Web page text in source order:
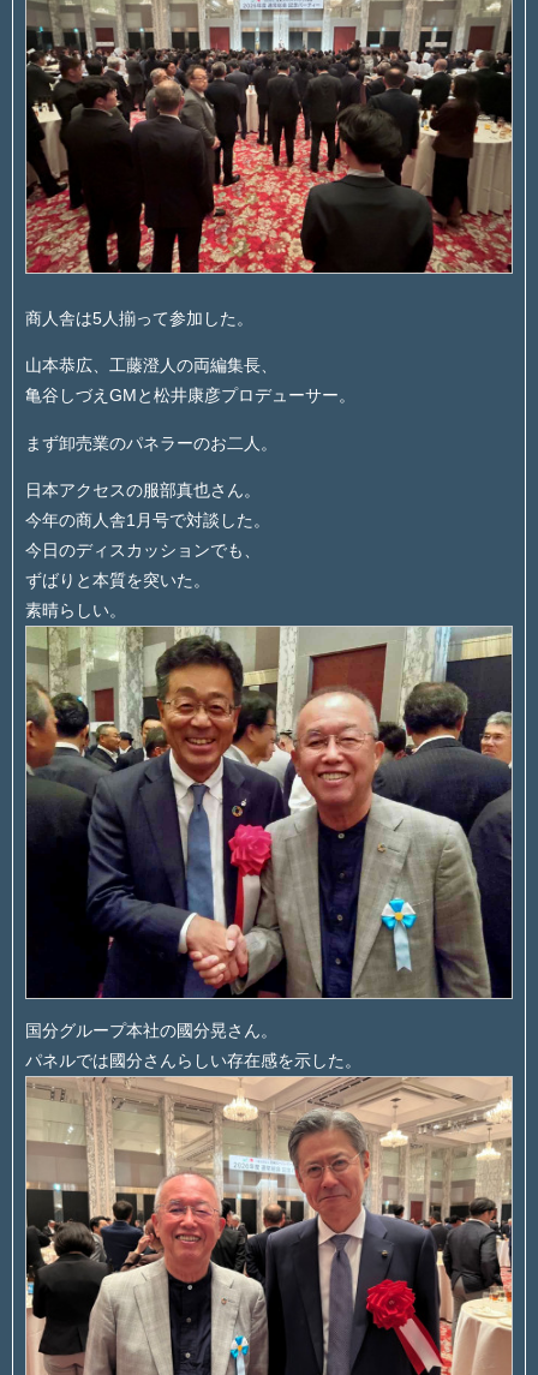
商人舎は5人揃って参加した。
山本恭広、工藤澄人の両編集長、
亀谷しづえGMと松井康彦プロデューサー。
まず卸売業のパネラーのお二人。
日本アクセスの服部真也さん。
今年の商人舎1月号で対談した。
今日のディスカッションでも、
ずばりと本質を突いた。
素晴らしい。
国分グループ本社の國分晃さん。
パネルでは國分さんらしい存在感を示した。